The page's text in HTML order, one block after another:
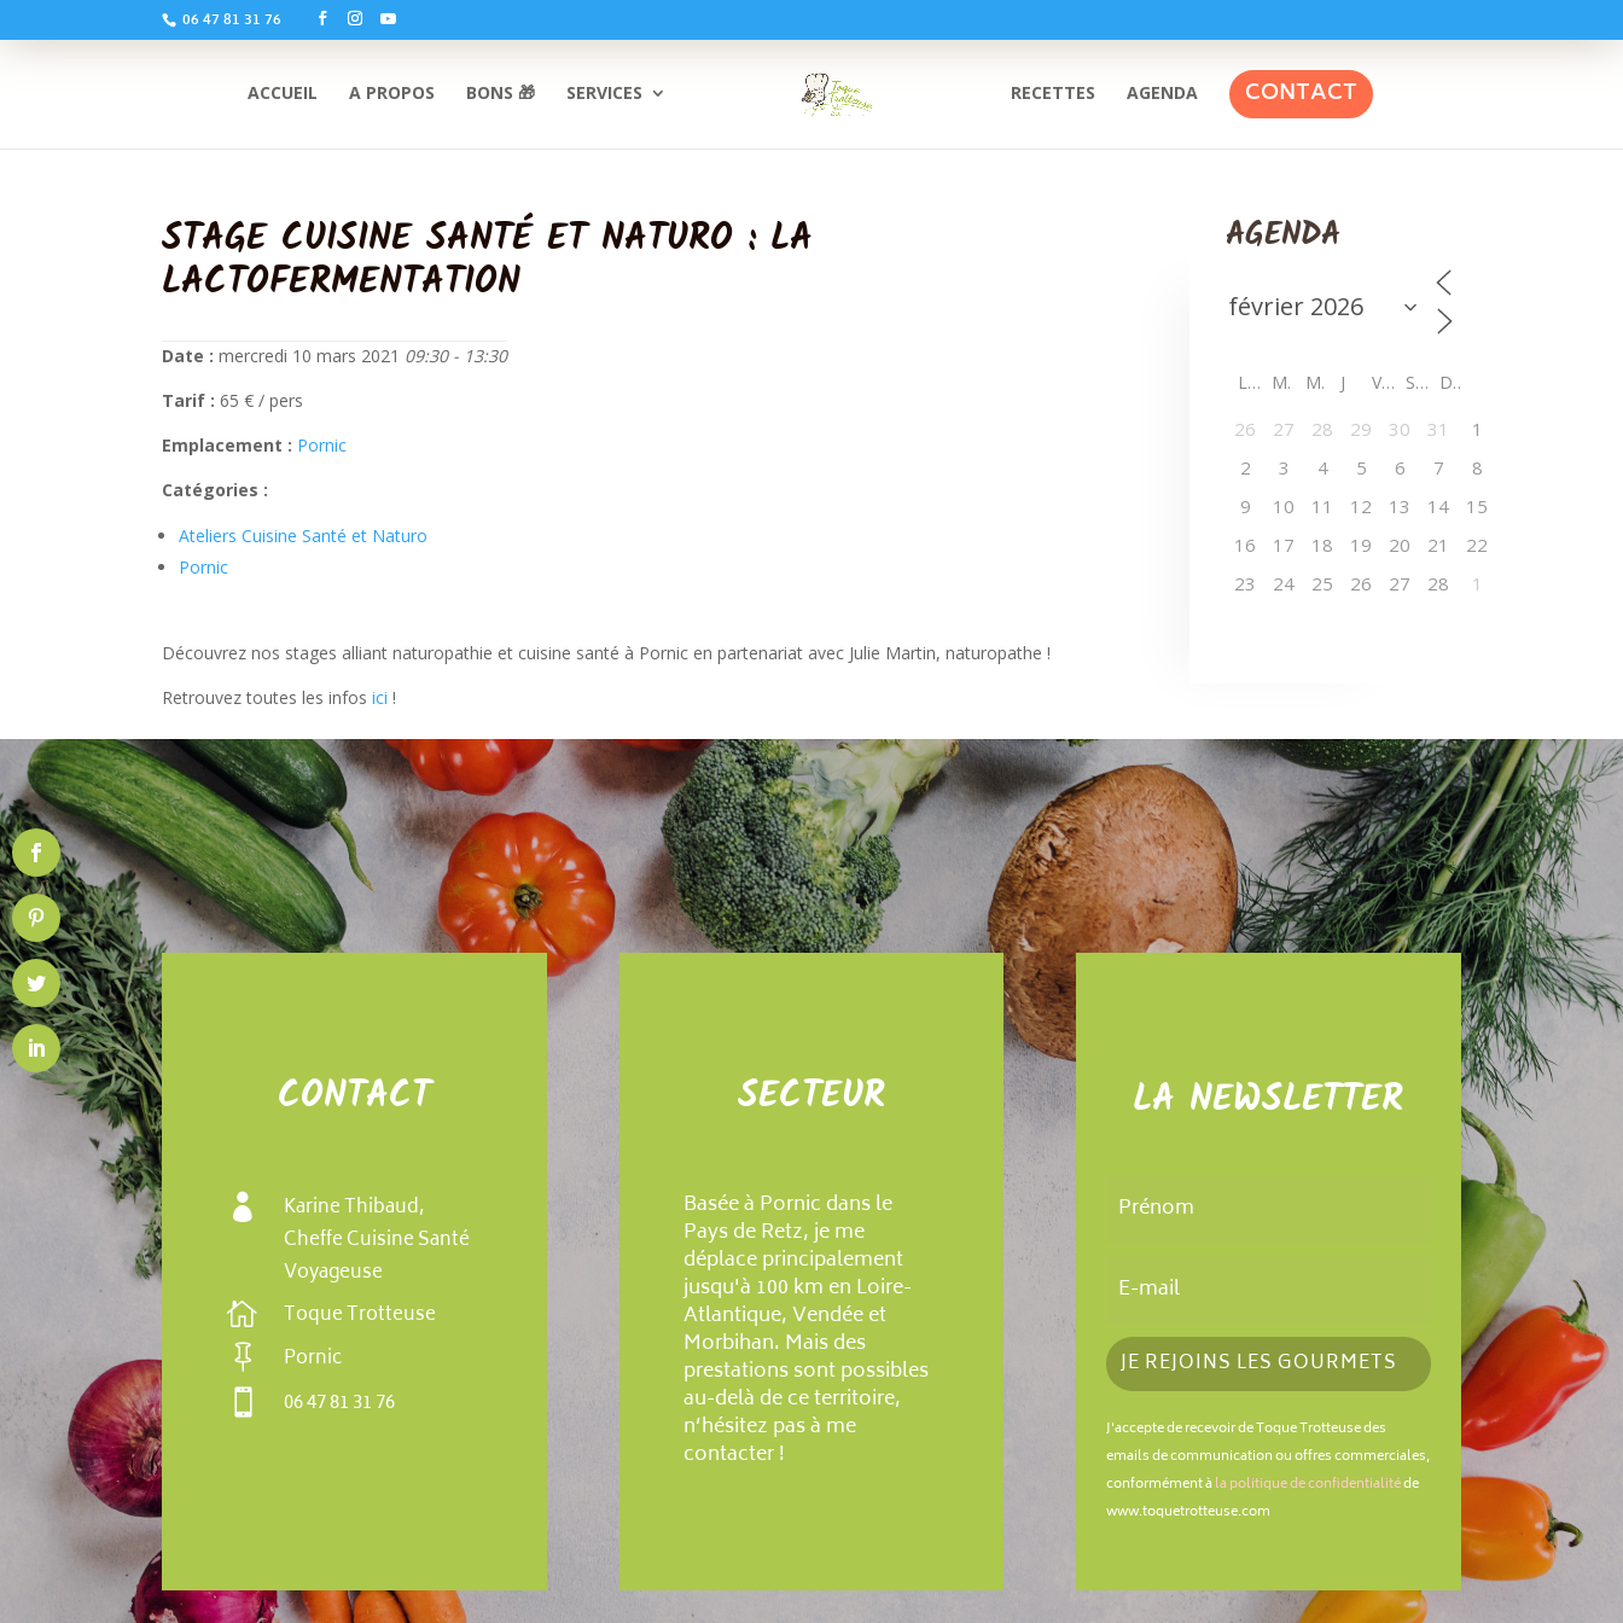
06 47 81 31 76
ACCUEIL A PROPOS BONS 🎁 SERVICES RECETTES AGENDA CONTACT
STAGE CUISINE SANTÉ ET NATURO : LA
LACTOFERMENTATION
Date : mercredi 10 mars 2021 09:30 - 13:30
Tarif : 65 € / pers
Emplacement : Pornic
Catégories :
Ateliers Cuisine Santé et Naturo
Pornic
Découvrez nos stages alliant naturopathie et cuisine santé à Pornic en partenariat avec Julie Martin, naturopathe !
Retrouvez toutes les infosici!
AGENDA
L M M J V S D
26 27 28 29 30 31
1
2
3 4 5 6 7
8
9
10 11 12 13 14
15
16
17 18 19 20 21
22
23
24 25 26 27 28 1
CONTACT

Karine Thibaud,
Cheffe Cuisine Santé
Voyageuse
 Toque Trotteuse
 Pornic
06 47 81 31 76
SECTEUR
Basée à Pornic dans le
Pays de Retz, je me
déplace principalement
jusqu'à 100 km en Loire-
Atlantique, Vendée et
Morbihan. Mais des
prestations sont possibles
au-delà de ce territoire,
n’hésitez pas à me
contacter !
LA NEWSLETTER
JE REJOINS LES GOURMETS
J'accepte de recevoir de Toque Trotteuse des
emails de communication ou offres commerciales,
conformément àla politique de confidentialitéde
www.toquetrotteuse.com